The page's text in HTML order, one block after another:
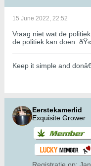
15 June 2022, 22:52
Vraag niet wat de
de politiek kan doen. ðŸ«‚
Keep it simple and
Eerstekamerlid
Exquisite Grower